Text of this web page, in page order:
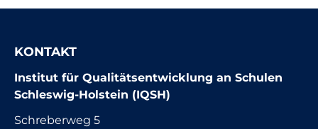
KONTAKT
Institut für Qualitätsentwicklung an Schulen
Schleswig-Holstein (IQSH)
Schreberweg 5